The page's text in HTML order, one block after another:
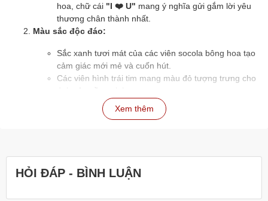
hoa, chữ cái "I ❤️ U" mang ý nghĩa gửi gắm lời yêu
thương chân thành nhất.
Màu sắc độc đáo:
Sắc xanh tươi mát của các viên socola bông hoa tạo
cảm giác mới mẻ và cuốn hút.
Các viên hình trái tim mang màu đỏ tượng trưng cho
tình yêu nồng cháy.
Sự phối hợp giữa các gam màu rực rỡ và nhẹ nhàng
giúp hộp socola thêm phần nổi bật và sang trọng.
nhìn món quà ngay từ khi mở hộp.
Xem thêm
HỎI ĐÁP - BÌNH LUẬN